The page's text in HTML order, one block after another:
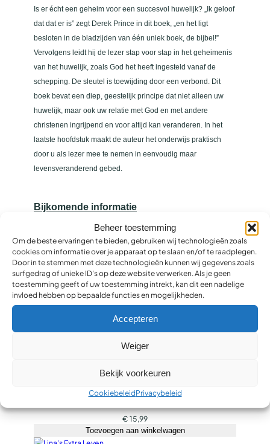
Beheer toestemming
Om de beste ervaringen te bieden, gebruiken wij technologieën zoals
cookies om informatie over je apparaat op te slaan en/of te raadplegen.
Door in te stemmen met deze technologieën kunnen wij gegevens zoals
surfgedrag of unieke ID's op deze website verwerken. Als je geen
toestemming geeft of uw toestemming intrekt, kan dit een nadelige
invloed hebben op bepaalde functies en mogelijkheden.
Accepteren
Weiger
Bekijk voorkeuren
CookiebeleidPrivacybeleid
Is er écht een geheim voor een succesvol huwelijk? „Ik geloof
dat dat er is” zegt Derek Prince in dit boek, „en het ligt
besloten in de bladzijden van één uniek boek, de bijbel!”
Vervolgens leidt hij de lezer stap voor stap in het geheimenis
van het huwelijk, zoals God het heeft ingesteld vanaf de
schepping. De sleutel is toewijding door een verbond. Dit
boek bevat een diep, geestelijk principe dat niet alleen uw
huwelijk, maar ook uw relatie met God en met andere
christenen ingrijpend en voor altijd kan veranderen. In het
laatste hoofdstuk maakt de auteur het onderwijs praktisch
door u als lezer mee te nemen in eenvoudig maar
levensveranderend gebed.
Bijkomende informatie
You may also
like
€22,99
€15,99
Toevoegen aan winkelwagen